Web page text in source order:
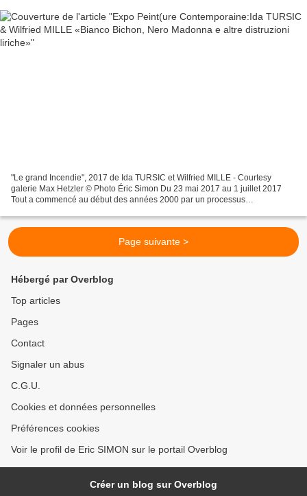
"Le grand Incendie", 2017 de Ida TURSIC et Wilfried MILLE - Courtesy
galerie Max Hetzler © Photo Éric Simon Du 23 mai 2017 au 1 juillet 2017
Tout a commencé au début des années 2000 par un processus
Page suivante >
Hébergé par Overblog
Top articles
Pages
Contact
Signaler un abus
C.G.U.
Cookies et données personnelles
Préférences cookies
Voir le profil de Eric SIMON sur le portail Overblog
Créer un blog sur Overblog